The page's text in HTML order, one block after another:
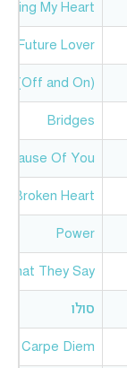
My Heart
Future Lover
(Off and On)
Bridges
Of You
a Broken Heart
Power
What They Say
סולו
Carpe Diem